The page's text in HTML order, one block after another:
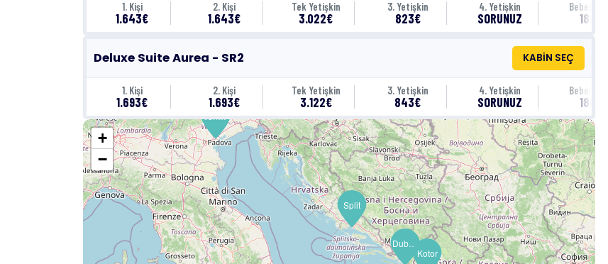
1. Kişi
1.643€
2. Kişi
1.643€
Tek Yetişkin
3.022€
3. Yetişkin
823€
4. Yetişkin
SORUNUZ
Bebek (0-1)
180€
Deluxe Suite Aurea - SR2 KABİN SEÇ
1. Kişi
1.693€
2. Kişi
1.693€
Tek Yetişkin
3.122€
3. Yetişkin
843€
4. Yetişkin
SORUNUZ
Bebek (0-1)
180€
Dubrovnik
Kotor
Split
+
−